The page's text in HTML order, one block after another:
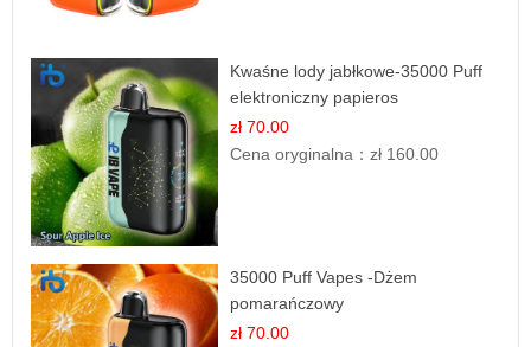
Kwaśne lody jabłkowe-35000 Puff
elektroniczny papieros
zł 70.00
Cena oryginalna：zł 160.00
35000 Puff Vapes -Dżem
pomarańczowy
zł 70.00